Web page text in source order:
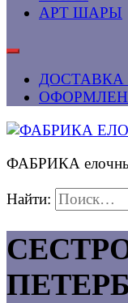
АРТ ШАРЫ
ДОСТАВКА
ФАБРИКА
Найти: